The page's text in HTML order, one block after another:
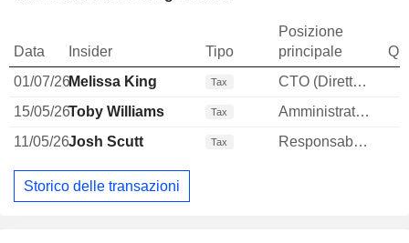
Data Insider Tipo
Posizione
principale
01/07/26Melissa King Tax
CTO (Direttore tecnico)
15/05/26Toby Williams Tax Amministratore delegato
11/05/26Josh Scutt Tax Responsable ventes & marketing
Storico delle transazioni